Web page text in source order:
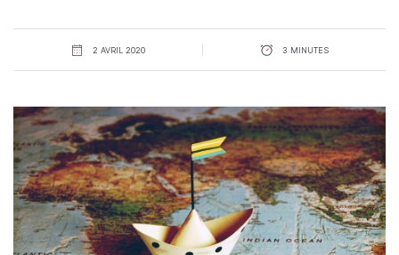
2 AVRIL 2020 3 MINUTES